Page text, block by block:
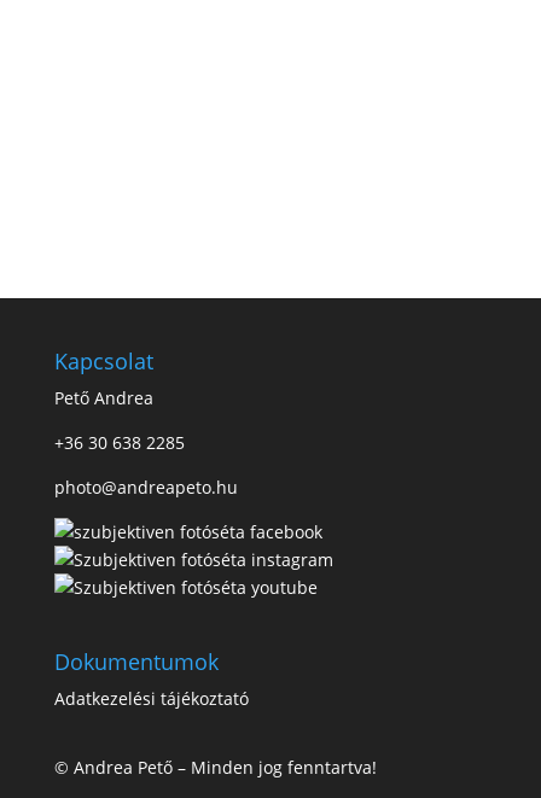
Kapcsolat
Pető Andrea
+36 30 638 2285
photo@andreapeto.hu
Dokumentumok
Adatkezelési tájékoztató
© Andrea Pető – Minden jog fenntartva!